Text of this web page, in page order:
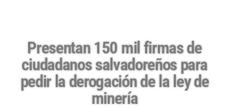
Presentan 150 mil firmas de
ciudadanos salvadoreños para
pedir la derogación de la ley de
minería